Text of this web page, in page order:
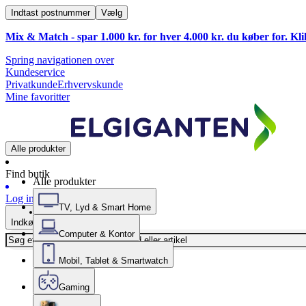
Indtast postnummer Vælg
Mix & Match - spar 1.000 kr. for hver 4.000 kr. du køber for.
Spring navigationen over
Kundeservice
PrivatkundeErhvervskunde
Mine favoritter
Alle produkter
Find butik
Log ind
Indkøbskurv
Alle produkter
TV, Lyd & Smart Home
Computer & Kontor
Mobil, Tablet & Smartwatch
Gaming